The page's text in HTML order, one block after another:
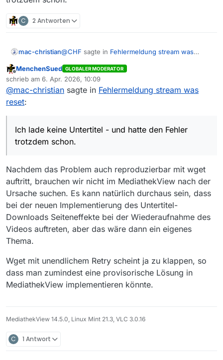
abgewählt und wiederhole die Versuche. Das Ergebnis
worden…
C 2 Antworten
mac-christian@CHF sagte in Fehlermeldung stream was
Es geschieht nicht bei allen Filmen,
sondern nur bei denen, zu denen
Untertitel geladen werden sollen,
Falsch. Ich lade keine Untertitel - und hatte den
Offline
MenchenSued GLOBALER MODERATOR
schrieb am 6. Apr. 2026, 10:09
zuletzt editiert von
@mac-christian sagte in Fehlermeldung stream was
reset:
Ich lade keine Untertitel - und hatte den Fehler
trotzdem schon.
Nachdem das Problem auch reproduzierbar mit wget
auftritt, brauchen wir nicht im MediathekView nach der
Ursache suchen. Es kann natürlich durchaus sein, dass
bei der neuen Implementierung des Untertitel-
Downloads Seiteneffekte bei der Wiederaufnahme des
Videos auftreten, aber das wäre dann ein eigenes
Thema.
Wget mit unendlichem Retry scheint ja zu klappen, so
dass man zumindest eine provisorische Lösung in
MediathekView implementieren könnte.
MediathekView 14.5.0, Linux Mint 21.3, VLC 3.0.16
C 1 Antwort